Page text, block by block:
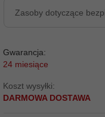
Zasoby dotyczące
Gwarancja:
24 miesiące
Koszt wysyłki:
DARMOWA DOSTAWA